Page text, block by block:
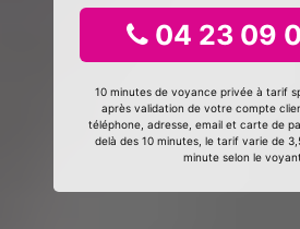
04 23 09
10 minutes de voyance privée à tarif
après validation de votre compte
téléphone, adresse, email et carte de
delà des 10 minutes, le tarif varie de
minute selon le